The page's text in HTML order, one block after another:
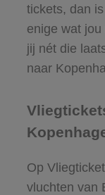
tickets, dan
enige wat
jij nét die
naar
Op
vluchten van